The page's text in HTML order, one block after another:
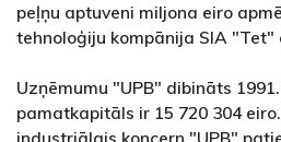
peļņu aptuveni miljona eiro
tehnoloģiju kompānija SIA "Tet"
Uzņēmumu "UPB" dibināts
pamatkapitāls ir 15 720 304